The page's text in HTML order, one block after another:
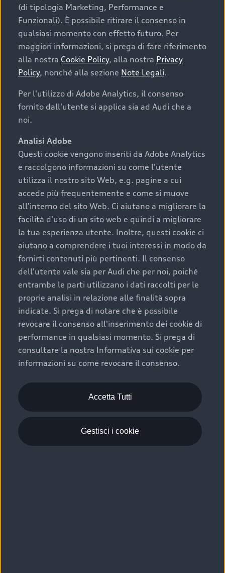
Cosa sapere prima di
acquistare la tua prossima
auto
I requisiti fondamentali da considerare prima di
acquistare un’auto usata, oltre al prezzo e all'aspetto,
chilometraggio: un valore contenuto corrisponde a
uno stato migliore del veicolo e a una maggiore
durata nel tempo;
cronologia dei tagliandi: una documentazione
completa della vettura certifica una manutenzione
costante e accurata;
condizioni della carrozzeria e degli interni: una
buona conservazione evidenzia cura e attenzione del
precedente proprietario;
efficienza meccanica: motore, trasmissione e
componenti principali in ottimo stato garantiscono
prestazioni affidabili e sicure.
Acquistare un’auto usata in una Concessionaria ufficiale
Audi che offre l’usato garantito tramite Audi Prima
Scelta :plus, significa affidarsi ad un prodotto che viene
sottoposto a 110 controlli approfonditi e coperto da
garanzia fino a 4 anni per una maggiore tutela del tuo
acquisto.
(di tipologia Marketing, Performance e
Funzionali). È possibile ritirare il consenso in
qualsiasi momento con effetto futuro. Per
maggiori informazioni, si prega di fare riferimento
alla nostra Cookie Policy, alla nostra Privacy
Policy, nonché alla sezione Note Legali.
Per l'utilizzo di Adobe Analytics, il consenso
fornito dall'utente si applica sia ad Audi che a
noi.
Analisi Adobe
Questi cookie vengono inseriti da Adobe Analytics
e raccolgono informazioni su come l'utente
utilizza il nostro sito Web, e.g. pagine a cui
accede più frequentemente e come si muove
all'interno del sito Web. Ci aiutano a migliorare la
facilità d'uso di un sito web e quindi a migliorare
la tua esperienza utente. Inoltre, questi cookie ci
aiutano a comprendere i tuoi interessi in modo da
fornirti contenuti più pertinenti. Il consenso
dell'utente vale sia per Audi che per noi, poiché
entrambe le parti utilizzano i dati raccolti per le
proprie analisi in relazione alle finalità sopra
indicate. Si prega di notare che è possibile
revocare il consenso all'inserimento dei cookie di
performance in qualsiasi momento. Si prega di
consultare la nostra Informativa sui cookie per
informazioni su come revocare il consenso.
Accetta Tutti
Gestisci i cookie